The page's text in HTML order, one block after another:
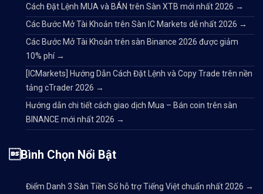
Cách Đặt Lệnh MUA và BÁN trên Sàn XTB mới nhất 2026 →
Các Bước Mở Tài Khoản trên Sàn IC Markets dễ nhất 2026 →
Các Bước Mở Tài Khoản trên sàn Binance 2026 được giảm
10% phí →
[ICMarkets] Hướng Dẫn Cách Đặt Lệnh và Copy Trade trên nền
tảng cTrader 2026 →
Hướng dẫn chi tiết cách giao dịch Mua – Bán coin trên sàn
BINANCE mới nhất 2026 →
Bình Chọn Nổi Bật
Điểm Danh 3 Sàn Tiền Số hỗ trợ Tiếng Việt chuẩn nhất 2026 →